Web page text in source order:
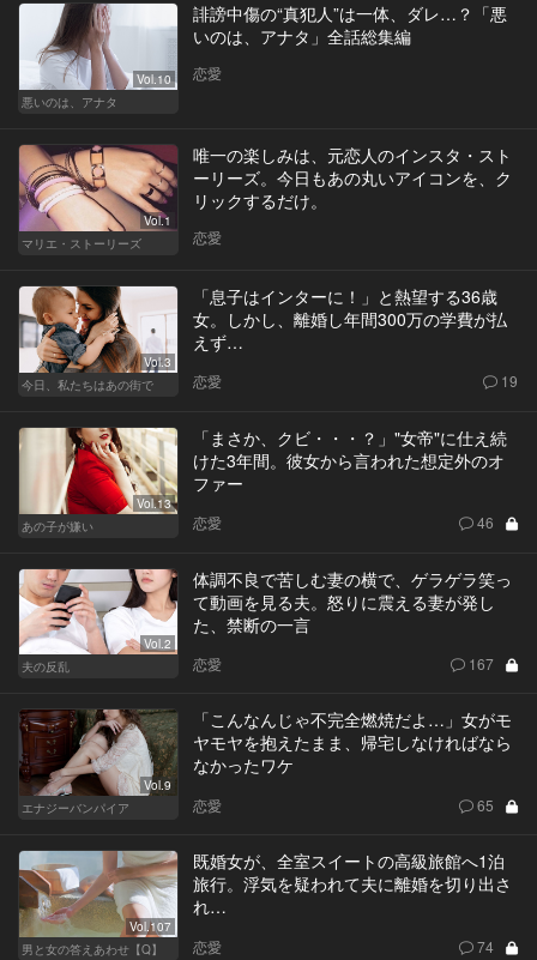
Vol.10
悪いのは、アナタ
誹謗中傷の“真犯人”は一体、ダレ…？「悪
いのは、アナタ」全話総集編
恋愛
Vol.1
マリエ・ストーリーズ
唯一の楽しみは、元恋人のインスタ・スト
ーリーズ。今日もあの丸いアイコンを、ク
リックするだけ。
恋愛
Vol.3
今日、私たちはあの街で
「息子はインターに！」と熱望する36歳
女。しかし、離婚し年間300万の学費が払
えず…
恋愛 19
Vol.13
あの子が嫌い
「まさか、クビ・・・？」"女帝"に仕え続
けた3年間。彼女から言われた想定外のオ
ファー
恋愛 46
Vol.2
夫の反乱
体調不良で苦しむ妻の横で、ゲラゲラ笑っ
て動画を見る夫。怒りに震える妻が発し
た、禁断の一言
恋愛 167
Vol.9
エナジーバンパイア
「こんなんじゃ不完全燃焼だよ…」女がモ
ヤモヤを抱えたまま、帰宅しなければなら
なかったワケ
恋愛 65
Vol.107
男と女の答えあわせ【Q】
既婚女が、全室スイートの高級旅館へ1泊
旅行。浮気を疑われて夫に離婚を切り出さ
れ…
恋愛 74